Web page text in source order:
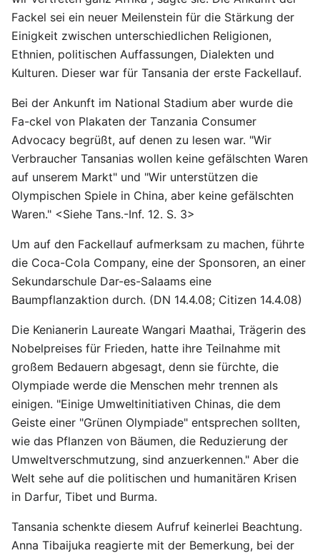
Fackel sei ein neuer Meilenstein für die Stärkung der
Einigkeit zwischen unterschiedlichen Religionen,
Ethnien, politischen Auffassungen, Dialekten und
Kulturen. Dieser war für Tansania der erste Fackellauf.
Bei der Ankunft im National Stadium aber wurde die
Fa-ckel von Plakaten der Tanzania Consumer
Advocacy begrüßt, auf denen zu lesen war. "Wir
Verbraucher Tansanias wollen keine gefälschten Waren
auf unserem Markt" und "Wir unterstützen die
Olympischen Spiele in China, aber keine gefälschten
Waren." <Siehe Tans.-Inf. 12. S. 3>
Um auf den Fackellauf aufmerksam zu machen, führte
die Coca-Cola Company, eine der Sponsoren, an einer
Sekundarschule Dar-es-Salaams eine
Baumpflanzaktion durch. (DN 14.4.08; Citizen 14.4.08)
Die Kenianerin Laureate Wangari Maathai, Trägerin des
Nobelpreises für Frieden, hatte ihre Teilnahme mit
großem Bedauern abgesagt, denn sie fürchte, die
Olympiade werde die Menschen mehr trennen als
einigen. "Einige Umweltinitiativen Chinas, die dem
Geiste einer "Grünen Olympiade" entsprechen sollten,
wie das Pflanzen von Bäumen, die Reduzierung der
Umweltverschmutzung, sind anzuerkennen." Aber die
Welt sehe auf die politischen und humanitären Krisen
in Darfur, Tibet und Burma.
Tansania schenkte diesem Aufruf keinerlei Beachtung.
Anna Tibaijuka reagierte mit der Bemerkung, bei der